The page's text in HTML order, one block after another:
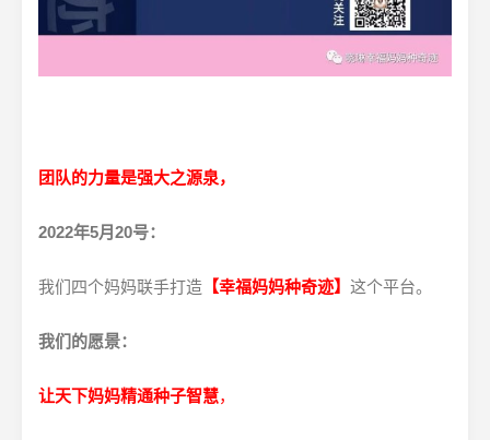
团队的力量是强大之源泉，
2022年5月20号：
我们四个妈妈联手打造 【幸福妈妈种奇迹】 这个平台。
我们的愿景：
让天下妈妈精通种子智慧，